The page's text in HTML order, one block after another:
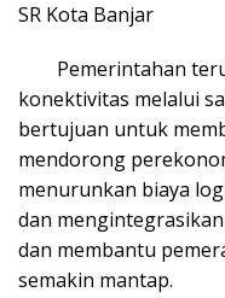
SR Kota Banjar
Pemerintahan
konektivitas melalui
bertujuan untuk
mendorong
menurunkan biaya
dan
dan membantu
semakin mantap.